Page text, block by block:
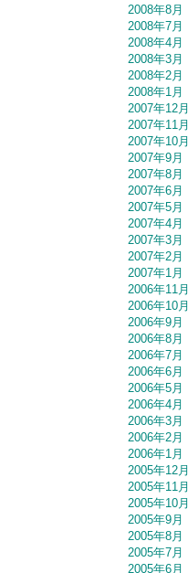
2008年8月
2008年7月
2008年4月
2008年3月
2008年2月
2008年1月
2007年12月
2007年11月
2007年10月
2007年9月
2007年8月
2007年6月
2007年5月
2007年4月
2007年3月
2007年2月
2007年1月
2006年11月
2006年10月
2006年9月
2006年8月
2006年7月
2006年6月
2006年5月
2006年4月
2006年3月
2006年2月
2006年1月
2005年12月
2005年11月
2005年10月
2005年9月
2005年8月
2005年7月
2005年6月